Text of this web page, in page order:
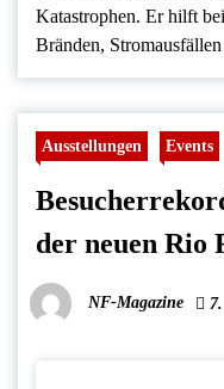
Katastrophen. Er hilft
Bränden,
Ausstellungen Events
der neuen Rio
NF-Magazine